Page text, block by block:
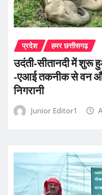
प्रदेश हमर छत्तीसगढ़
उदंती-सीतानदी में शुरू
-एआई तकनीक से वन
निगरानी
Junior Editor1